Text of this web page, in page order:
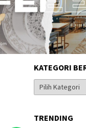
KATEGORI
Kategori
Berita
TRENDING